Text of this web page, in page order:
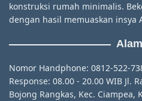
konstruksi rumah minimalis.
dengan hasil memuaskan insya
Nomor Handphone: 0812-522-
Response: 08.00 - 20.00 WIB Jl.
Bojong Rangkas, Kec. Ciampea,